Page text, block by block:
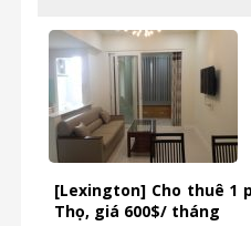
[Lexington] Cho thuê 1
Thọ, giá 600$/ tháng